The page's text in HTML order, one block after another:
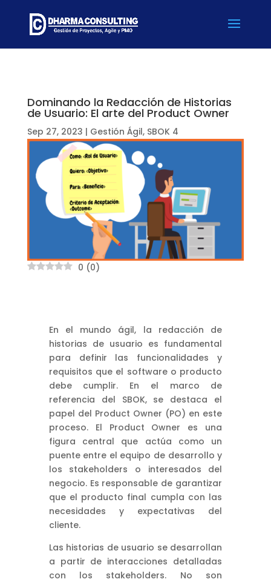
Dominando la Redacción de Historias
de Usuario: El arte del Product Owner
Sep 27, 2023 | Gestión Ágil, SBOK 4
0 (0)
En el mundo ágil, la redacción de
historias de usuario es fundamental
para definir las funcionalidades y
requisitos que el software o producto
debe cumplir. En el marco de
referencia del SBOK, se destaca el
papel del Product Owner (PO) en este
proceso. El Product Owner es una
figura central que actúa como un
puente entre el equipo de desarrollo y
los stakeholders o interesados del
negocio. Es responsable de garantizar
que el producto final cumpla con las
necesidades y expectativas del
cliente.
Las historias de usuario se desarrollan
a partir de interacciones detalladas
con los stakeholders. No son